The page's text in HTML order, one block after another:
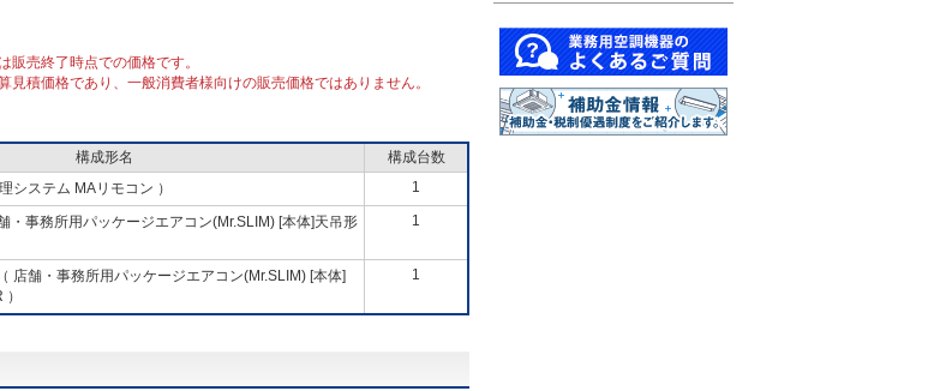
売終了時点での価格です。
積価格であり、一般消費者様向けの販売価格ではありません。
構成形名
構成台数
システム MAリモコン ） 1
・事務所用パッケージエアコン(Mr.SLIM) [本体]天吊形
1
（ 店舗・事務所用パッケージエアコン(Mr.SLIM) [本体]
1